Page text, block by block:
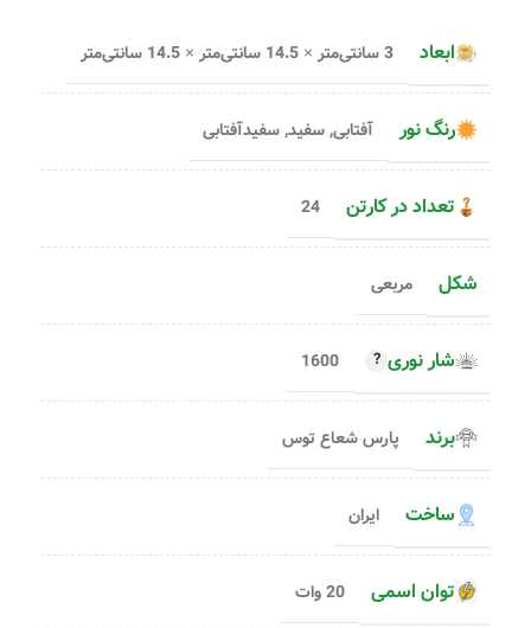
ابعاد 3 سانتی‌متر × 14.5 سانتی‌متر × 14.5 سانتی‌متر
رنگ نور آفتابی,سفید,سفیدآفتابی
تعداد در کارتن 24
شکل مربعی
شار نوری 1600
برند پارس شعاع توس
ساخت ایران
توان اسمی 20 وات